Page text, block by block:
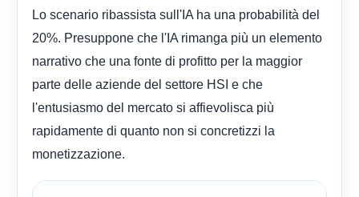
Lo scenario ribassista sull'IA ha una probabilità del
20%. Presuppone che l'IA rimanga più un elemento
narrativo che una fonte di profitto per la maggior
parte delle aziende del settore HSI e che
l'entusiasmo del mercato si affievolisca più
rapidamente di quanto non si concretizzi la
monetizzazione.